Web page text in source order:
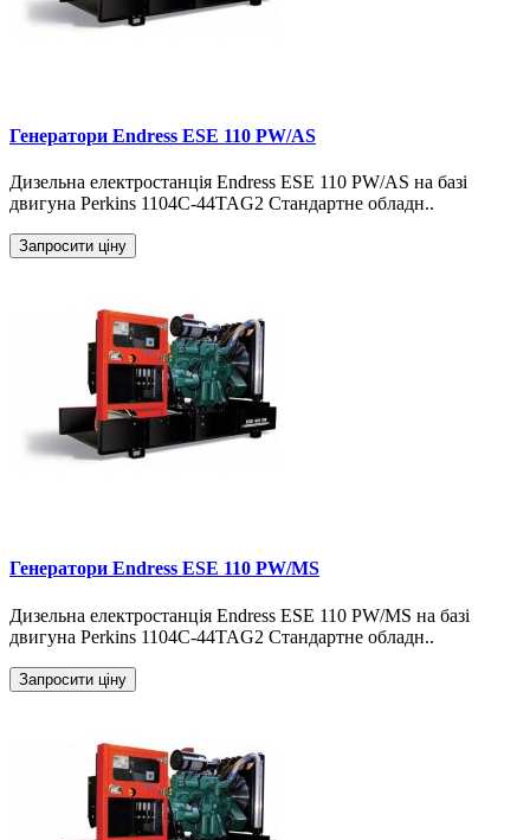
Генератори Endress ESE 110 PW/AS
Дизельна електростанція Endress ESE 110 PW/AS на базі
двигуна Perkins 1104C-44TAG2 Стандартне обладн..
Запросити ціну
Генератори Endress ESE 110 PW/MS
Дизельна електростанція Endress ESE 110 PW/MS на базі
двигуна Perkins 1104C-44TAG2 Стандартне обладн..
Запросити ціну